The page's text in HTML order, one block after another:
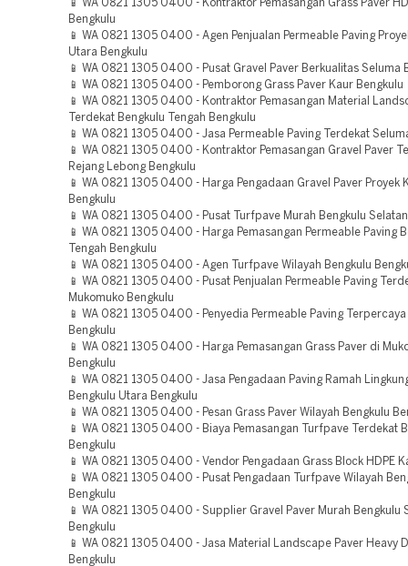
📱 WA 0821 1305 0400 - Kontraktor Pemasangan Grass Paver
Bengkulu
📱 WA 0821 1305 0400 - Agen Penjualan Permeable Paving
Utara Bengkulu
📱 WA 0821 1305 0400 - Pusat Gravel Paver Berkualitas Seluma
📱 WA 0821 1305 0400 - Pemborong Grass Paver Kaur Bengkulu
📱 WA 0821 1305 0400 - Kontraktor Pemasangan Material
Terdekat Bengkulu Tengah Bengkulu
📱 WA 0821 1305 0400 - Jasa Permeable Paving Terdekat
📱 WA 0821 1305 0400 - Kontraktor Pemasangan Gravel Paver
Rejang Lebong Bengkulu
📱 WA 0821 1305 0400 - Harga Pengadaan Gravel Paver Proyek
Bengkulu
📱 WA 0821 1305 0400 - Pusat Turfpave Murah Bengkulu
📱 WA 0821 1305 0400 - Harga Pemasangan Permeable Paving
Tengah Bengkulu
📱 WA 0821 1305 0400 - Agen Turfpave Wilayah Bengkulu
📱 WA 0821 1305 0400 - Pusat Penjualan Permeable Paving
Mukomuko Bengkulu
📱 WA 0821 1305 0400 - Penyedia Permeable Paving
Bengkulu
📱 WA 0821 1305 0400 - Harga Pemasangan Grass Paver di
Bengkulu
📱 WA 0821 1305 0400 - Jasa Pengadaan Paving Ramah
Bengkulu Utara Bengkulu
📱 WA 0821 1305 0400 - Pesan Grass Paver Wilayah Bengkulu
📱 WA 0821 1305 0400 - Biaya Pemasangan Turfpave Terdekat
Bengkulu
📱 WA 0821 1305 0400 - Vendor Pengadaan Grass Block HDPE
📱 WA 0821 1305 0400 - Pusat Pengadaan Turfpave Wilayah
Bengkulu
📱 WA 0821 1305 0400 - Supplier Gravel Paver Murah Bengkulu
Bengkulu
📱 WA 0821 1305 0400 - Jasa Material Landscape Paver Heavy
Bengkulu